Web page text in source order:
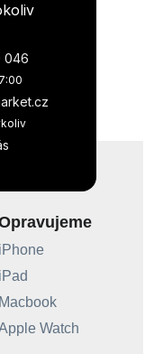
046
iPhone
iPad
Macbook
Watch